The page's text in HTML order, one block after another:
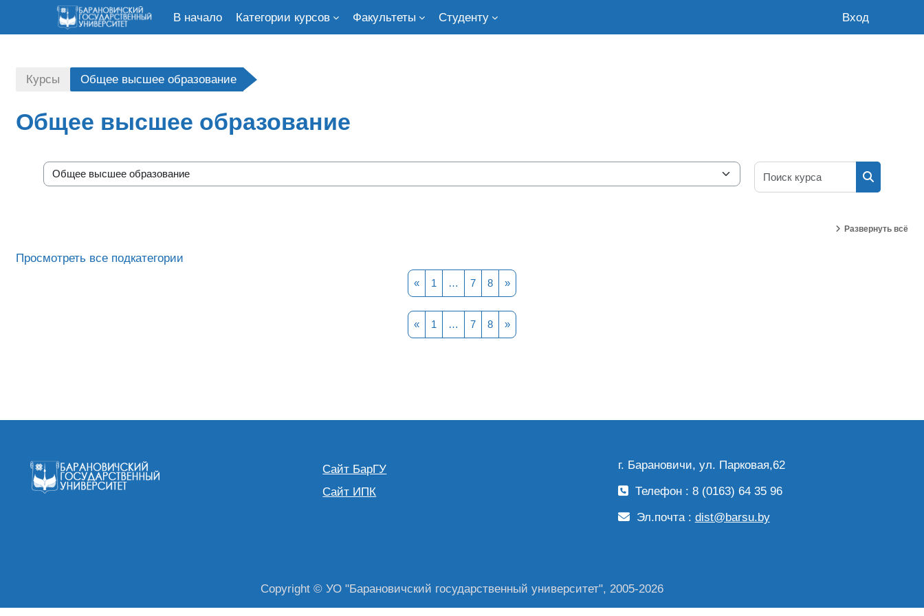
В начало Категории курсов Факультеты Студенту Вход
Курсы Общее высшее образование
Общее высшее образование
Категории курсов
Поиск курса
Развернуть всё
Просмотреть все подкатегории
«Предыдущая страница
1 Страница 1
… 7Страница 7
8Страница 8
»Следующая страница
«Предыдущая страница
1 Страница 1
… 7Страница 7
8Страница 8
»Следующая страница
Сайт БарГУ
Сайт ИПК
г. Барановичи, ул. Парковая,62
Телефон : 8 (0163) 64 35 96
Эл.почта : dist@barsu.by
Copyright © УО "Барановичский государственный университет", 2005-2026